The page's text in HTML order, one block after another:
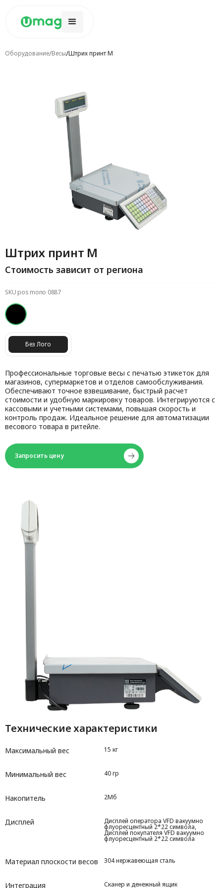
Оборудование/Весы/Штрих принт М
Штрих принт М
Стоимость зависит от региона
SKU pos mono 0887
Без Лого
Профессиональные торговые весы с печатью этикеток для
магазинов, супермаркетов и отделов самообслуживания.
Обеспечивают точное взвешивание, быстрый расчет
стоимости и удобную маркировку товаров. Интегрируются с
кассовыми и учетными системами, повышая скорость и
контроль продаж. Идеальное решение для автоматизации
весового товара в ритейле.
Запросить цену
Технические характеристики
Максимальный вес 15 кг
Минимальный вес 40 гр
Накопитель 2Мб
Дисплей Дисплей оператора VFD вакуумно
флуоресцентный 2*22 символа,
Дисплей покупателя VFD вакуумно
флуоресцентный 2*22 символа
Материал плоскости весов 304 нержавеющая сталь
Интеграция Сканер и денежный ящик